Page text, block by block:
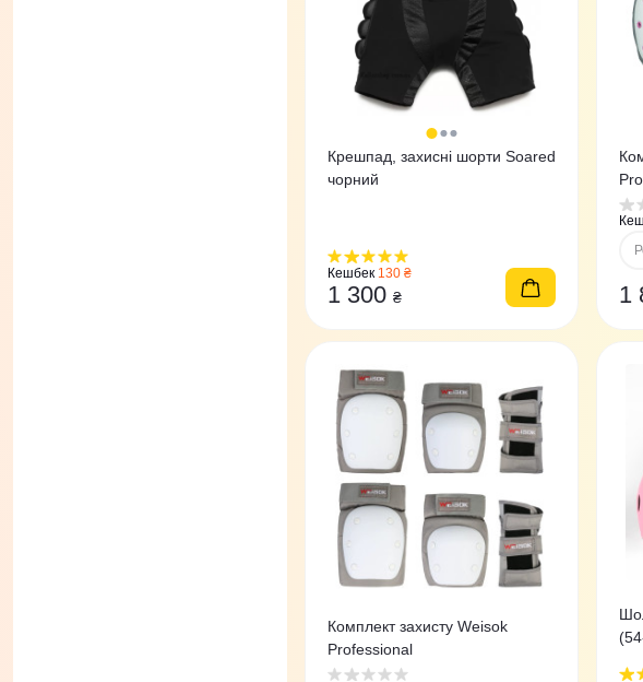
Крешпад, захисні шорти Soared
чорний
Кешбек 130 ₴
1 300₴ 1
Комплект захисту Weisok
Professiоnal